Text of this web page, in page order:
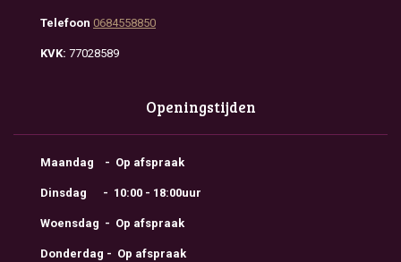
Telefoon 0684558850
KVK: 77028589
Openingstijden
Maandag - Op afspraak
Dinsdag - 10:00 - 18:00uur
Woensdag - Op afspraak
Donderdag - Op afspraak